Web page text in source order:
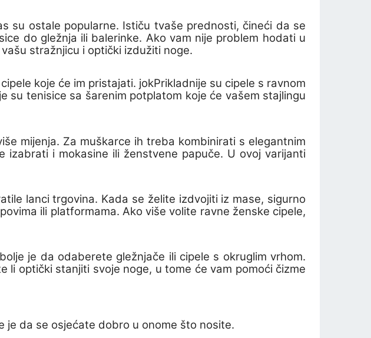
su ostale popularne. Ističu tvaše prednosti, čineći da se
do gležnja ili balerinke. Ako vam nije problem hodati u
stražnjicu i optički izdužiti noge.
koje će im pristajati. jokPrikladnije su cipele s ravnom
su tenisice sa šarenim potplatom koje će vašem stajlingu
mijenja. Za muškarce ih treba kombinirati s elegantnim
i mokasine ili ženstvene papuče. U ovoj varijanti
lanci trgovina. Kada se želite izdvojiti iz mase, sigurno
ili platformama. Ako više volite ravne ženske cipele,
je da odaberete gležnjače ili cipele s okruglim vrhom.
li optički stanjiti svoje noge, u tome će vam pomoći čizme
je da se osjećate dobro u onome što nosite.